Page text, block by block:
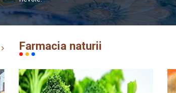
Farmacia naturii